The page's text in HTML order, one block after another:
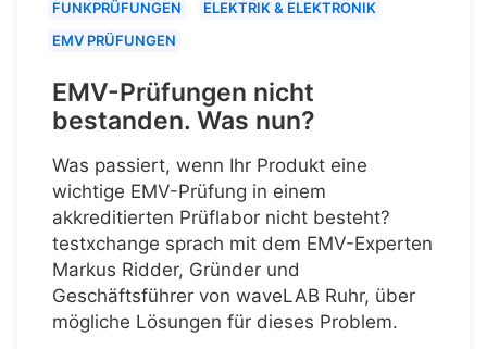
FUNKPRÜFUNGEN
ELEKTRIK & ELEKTRONIK
EMV PRÜFUNGEN
EMV-Prüfungen nicht
bestanden. Was nun?
Was passiert, wenn Ihr Produkt eine
wichtige EMV-Prüfung in einem
akkreditierten Prüflabor nicht besteht?
testxchange sprach mit dem EMV-Experten
Markus Ridder, Gründer und
Geschäftsführer von waveLAB Ruhr, über
mögliche Lösungen für dieses Problem.